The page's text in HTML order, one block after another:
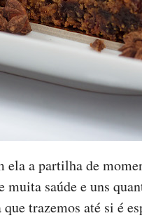
a partilha de
saúde e uns
trazemos até si é